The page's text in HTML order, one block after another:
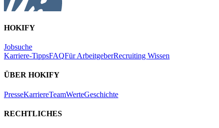
HOKIFY
Jobsuche
Karriere-TippsFAQFür ArbeitgeberRecruiting Wissen
ÜBER HOKIFY
PresseKarriereTeamWerteGeschichte
RECHTLICHES